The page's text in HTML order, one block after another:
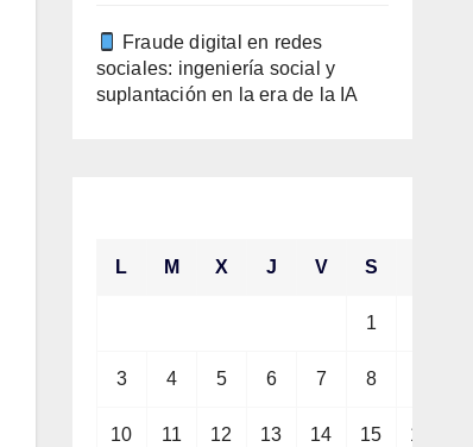
Fraude digital en redes
sociales: ingeniería social y
suplantación en la era de la IA
L M X J V S
1
3 4 5 6 7 8
10 11 12 13 14 15 16